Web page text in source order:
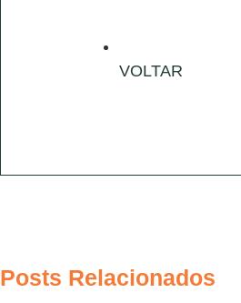
VOLTAR
Posts Relacionados